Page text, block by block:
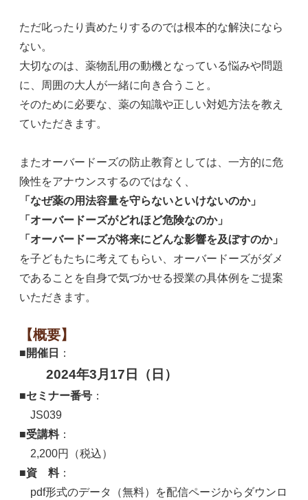
ただ叱ったり責めたりするのでは根本的な解決になら
ない。
大切なのは、薬物乱用の動機となっている悩みや問題
に、周囲の大人が一緒に向き合うこと。
そのために必要な、薬の知識や正しい対処方法を教え
ていただきます。
またオーバードーズの防止教育としては、一方的に危
険性をアナウンスするのではなく、
「なぜ薬の用法容量を守らないといけないのか」
「オーバードーズがどれほど危険なのか」
「オーバードーズが将来にどんな影響を及ぼすのか」
を子どもたちに考えてもらい、オーバードーズがダメ
であることを自身で気づかせる授業の具体例をご提案
いただきます。
【概要】
■開催日 ：
2024年3月17日（日）
■セミナー番号 ：
JS039
■受講料：
2,200円（税込）
■資 料：
pdf形式のデータ（無料）を配信ページからダウンロ